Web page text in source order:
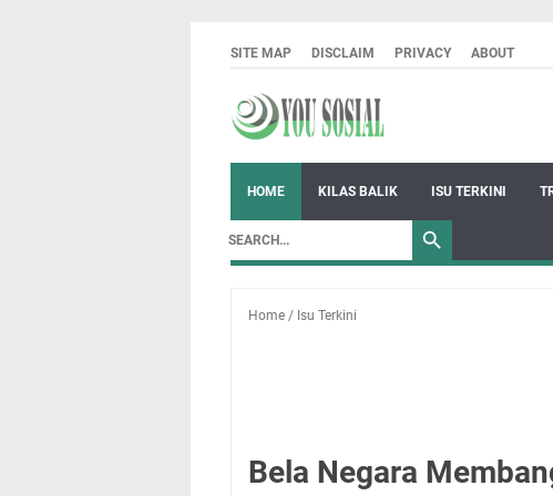
SITE MAP DISCLAIM PRIVACY ABOUT
HOME KILAS BALIK ISU TERKINI
Home / Isu Terkini
Bela Negara